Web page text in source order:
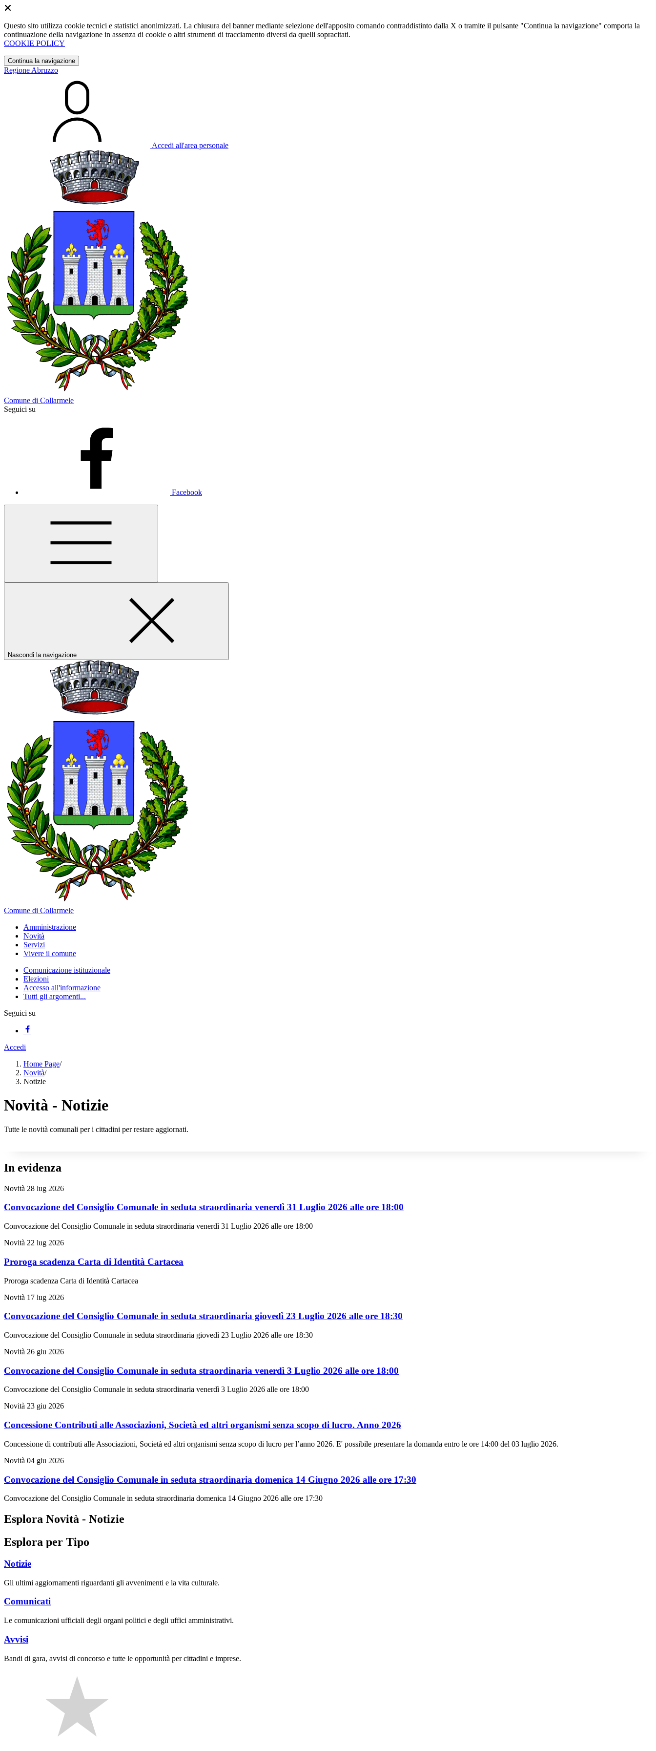
Questo sito utilizza cookie tecnici e statistici anonimizzati. La chiusura del banner mediante selezione dell'apposito comando contraddistinto dalla X o tramite il pulsante "Continua la navigazione" comporta la
continuazione della navigazione in assenza di cookie o altri strumenti di tracciamento diversi da quelli sopracitati.
COOKIE POLICY
Continua la navigazione
Regione Abruzzo
Accedi all'area personale
Comune di Collarmele
Seguici su
Facebook
Nascondi la navigazione
Comune di Collarmele
Amministrazione
Novità
Servizi
Vivere il comune
Comunicazione istituzionale
Elezioni
Accesso all'informazione
Tutti gli argomenti...
Seguici su
Accedi
Home Page/
Novità/
Notizie
Novità - Notizie
Tutte le novità comunali per i cittadini per restare aggiornati.
In evidenza
Novità 28 lug 2026
Convocazione del Consiglio Comunale in seduta straordinaria venerdì 31 Luglio 2026 alle ore 18:00
Convocazione del Consiglio Comunale in seduta straordinaria venerdì 31 Luglio 2026 alle ore 18:00
Novità 22 lug 2026
Proroga scadenza Carta di Identità Cartacea
Proroga scadenza Carta di Identità Cartacea
Novità 17 lug 2026
Convocazione del Consiglio Comunale in seduta straordinaria giovedì 23 Luglio 2026 alle ore 18:30
Convocazione del Consiglio Comunale in seduta straordinaria giovedì 23 Luglio 2026 alle ore 18:30
Novità 26 giu 2026
Convocazione del Consiglio Comunale in seduta straordinaria venerdì 3 Luglio 2026 alle ore 18:00
Convocazione del Consiglio Comunale in seduta straordinaria venerdì 3 Luglio 2026 alle ore 18:00
Novità 23 giu 2026
Concessione Contributi alle Associazioni, Società ed altri organismi senza scopo di lucro. Anno 2026
Concessione di contributi alle Associazioni, Società ed altri organismi senza scopo di lucro per l’anno 2026. E' possibile presentare la domanda entro le ore 14:00 del 03 luglio 2026.
Novità 04 giu 2026
Convocazione del Consiglio Comunale in seduta straordinaria domenica 14 Giugno 2026 alle ore 17:30
Convocazione del Consiglio Comunale in seduta straordinaria domenica 14 Giugno 2026 alle ore 17:30
Esplora Novità - Notizie
Esplora per Tipo
Notizie
Gli ultimi aggiornamenti riguardanti gli avvenimenti e la vita culturale.
Comunicati
Le comunicazioni ufficiali degli organi politici e degli uffici amministrativi.
Avvisi
Bandi di gara, avvisi di concorso e tutte le opportunità per cittadini e imprese.